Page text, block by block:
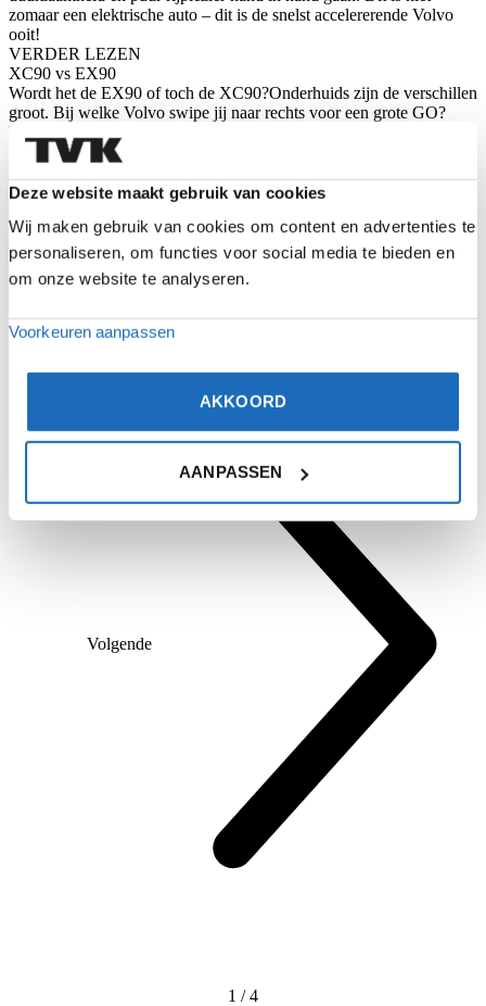
Deze website maakt gebruik van cookies
Wij maken gebruik van cookies om content en advertenties te
personaliseren, om functies voor social media te bieden en
om onze website te analyseren.
Voorkeuren aanpassen
AKKOORD
AANPASSEN
zomaar een elektrische auto – dit is de snelst accelererende Volvo
ooit!
VERDER LEZEN
XC90 vs EX90
Wordt het de EX90 of toch de XC90?Onderhuids zijn de verschillen
groot. Bij welke Volvo swipe jij naar rechts voor een grote GO?
VERDER LEZEN
Volvo EC40 en Volvo EX40. Nieuwe modelnamen.
modellen sluiten nu naadloos aan op de andere volledig elektrische
VERDER LEZEN
De mooiste Volvo-cadeautjes voor onder de boom
Geen idee wat je je vriendin, je broer of je zelfs je kind cadeau moet
geven? Wij hebben een lijstje met mooie cadeautips.
Volgende
1 / 4